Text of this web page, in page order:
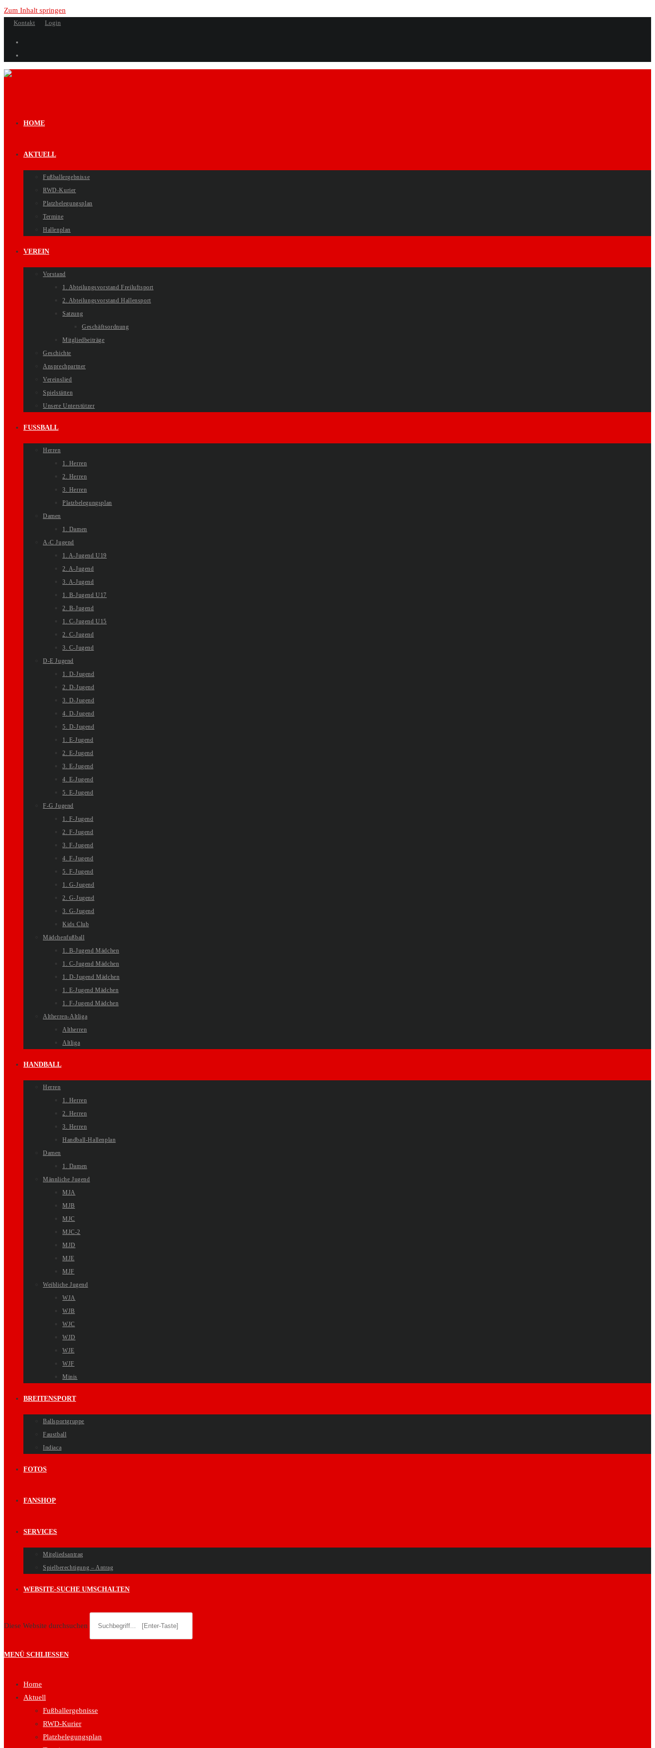
Zum Inhalt springen
Kontakt Login
HOME
AKTUELL
Fußballergebnisse
RWD-Kurier
Platzbelegungsplan
Termine
Hallenplan
VEREIN
Vorstand
1. Abteilungsvorstand Freiluftsport
2. Abteilungsvorstand Hallensport
Satzung
Geschäftsordnung
Mitgliedbeiträge
Geschichte
Ansprechpartner
Vereinslied
Spielstätten
Unsere Unterstützer
FUSSBALL
Herren
1. Herren
2. Herren
3. Herren
Platzbelegungsplan
Damen
1. Damen
A-C Jugend
1. A-Jugend U19
2. A-Jugend
3. A-Jugend
1. B-Jugend U17
2. B-Jugend
1. C-Jugend U15
2. C-Jugend
3. C-Jugend
D-E Jugend
1. D-Jugend
2. D-Jugend
3. D-Jugend
4. D-Jugend
5. D-Jugend
1. E-Jugend
2. E-Jugend
3. E-Jugend
4. E-Jugend
5. E-Jugend
F-G Jugend
1. F-Jugend
2. F-Jugend
3. F-Jugend
4. F-Jugend
5. F-Jugend
1. G-Jugend
2. G-Jugend
3. G-Jugend
Kids Club
Mädchenfußball
1. B-Jugend Mädchen
1. C-Jugend Mädchen
1. D-Jugend Mädchen
1. E-Jugend Mädchen
1. F-Jugend Mädchen
Altherren-Altliga
Altherren
Altliga
HANDBALL
Herren
1. Herren
2. Herren
3. Herren
Handball-Hallenplan
Damen
1. Damen
Männliche Jugend
MJA
MJB
MJC
MJC-2
MJD
MJE
MJF
Weibliche Jugend
WJA
WJB
WJC
WJD
WJE
WJF
Minis
BREITENSPORT
Ballsportgruppe
Faustball
Indiaca
FOTOS
FANSHOP
SERVICES
Mitgliedsantrag
Spielberechtigung – Antrag
WEBSITE-SUCHE UMSCHALTEN
Diese Website durchsuchen
MENÜ SCHLIESSEN
Home
Aktuell
Fußballergebnisse
RWD-Kurier
Platzbelegungsplan